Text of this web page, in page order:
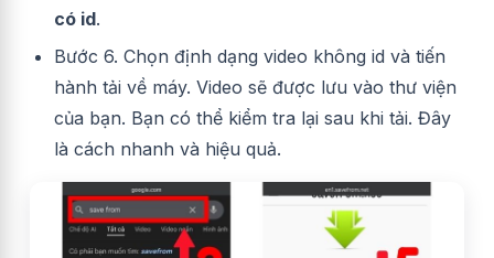
có id.
Bước 6. Chọn định dạng video không id và tiến
hành tải về máy. Video sẽ được lưu vào thư viện
của bạn. Bạn có thể kiểm tra lại sau khi tải. Đây
là cách nhanh và hiệu quả.